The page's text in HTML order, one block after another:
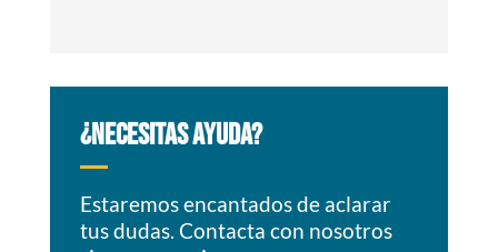
¿NECESITAS AYUDA?
Estaremos encantados de aclarar
tus dudas. Contacta con nosotros